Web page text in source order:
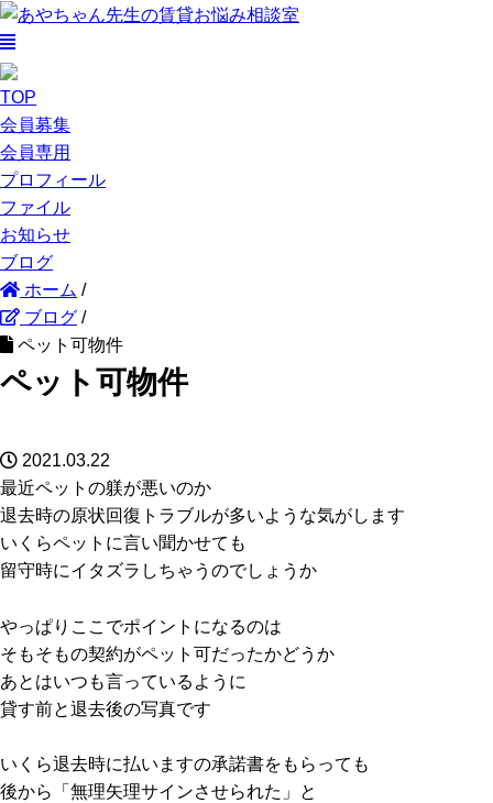
TOP
会員募集
会員専用
プロフィール
ファイル
お知らせ
ブログ
ホーム /
ブログ /
ペット可物件
ペット可物件
2021.03.22
最近ペットの躾が悪いのか
退去時の原状回復トラブルが多いような気がします
いくらペットに言い聞かせても
留守時にイタズラしちゃうのでしょうか
やっぱりここでポイントになるのは
そもそもの契約がペット可だったかどうか
あとはいつも言っているように
貸す前と退去後の写真です
いくら退去時に払いますの承諾書をもらっても
後から「無理矢理サインさせられた」と